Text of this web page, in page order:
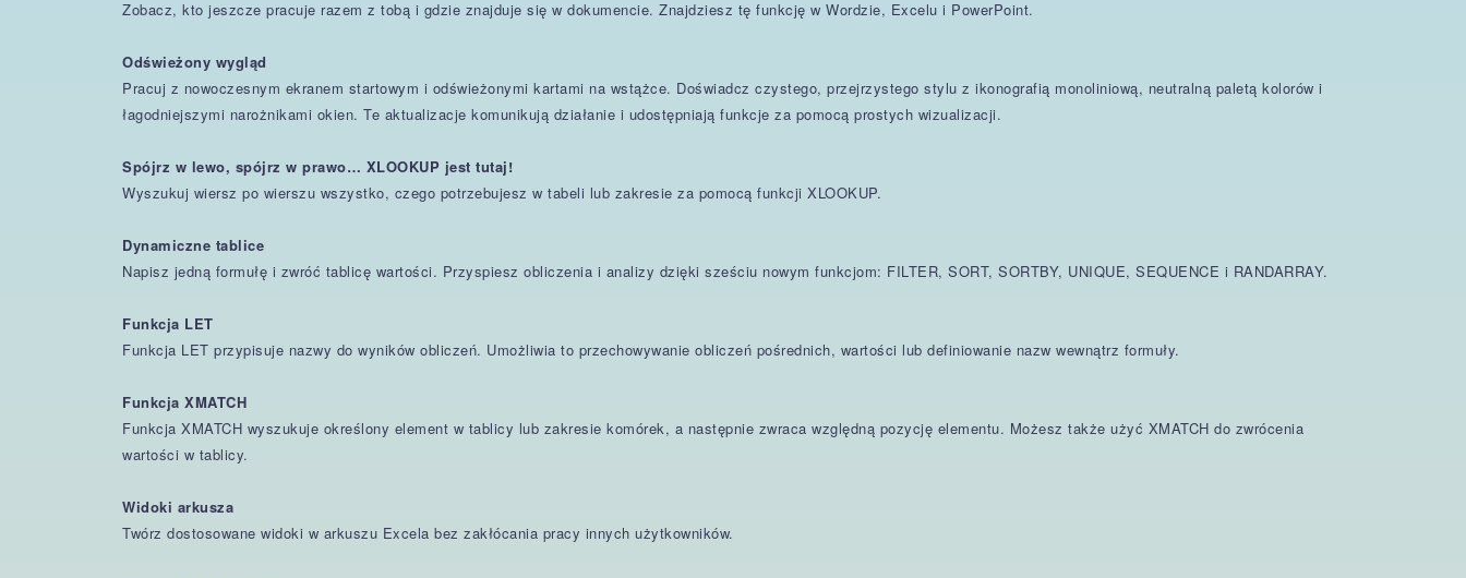
Zobacz, kto jeszcze pracuje razem z tobą i gdzie znajduje się w dokumencie. Znajdziesz tę funkcję w Wordzie, Excelu i PowerPoint.
Odświeżony wygląd
Pracuj z nowoczesnym ekranem startowym i odświeżonymi kartami na wstążce. Doświadcz czystego, przejrzystego stylu z ikonografią monoliniową, neutralną paletą kolorów i
łagodniejszymi narożnikami okien. Te aktualizacje komunikują działanie i udostępniają funkcje za pomocą prostych wizualizacji.
Spójrz w lewo, spójrz w prawo… XLOOKUP jest tutaj!
Wyszukuj wiersz po wierszu wszystko, czego potrzebujesz w tabeli lub zakresie za pomocą funkcji XLOOKUP.
Dynamiczne tablice
Napisz jedną formułę i zwróć tablicę wartości. Przyspiesz obliczenia i analizy dzięki sześciu nowym funkcjom: FILTER, SORT, SORTBY, UNIQUE, SEQUENCE i RANDARRAY.
Funkcja LET
Funkcja LET przypisuje nazwy do wyników obliczeń. Umożliwia to przechowywanie obliczeń pośrednich, wartości lub definiowanie nazw wewnątrz formuły.
Funkcja XMATCH
Funkcja XMATCH wyszukuje określony element w tablicy lub zakresie komórek, a następnie zwraca względną pozycję elementu. Możesz także użyć XMATCH do zwrócenia
wartości w tablicy.
Widoki arkusza
Twórz dostosowane widoki w arkuszu Excela bez zakłócania pracy innych użytkowników.